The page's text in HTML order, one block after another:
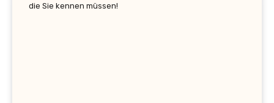
die Sie kennen müssen!